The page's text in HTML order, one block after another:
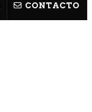
CONTACTO